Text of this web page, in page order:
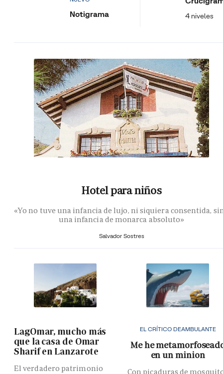
Notigrama 4 niveles
Hotel para niños
«Yo no tuve una infancia de lujo, ni siquiera consentida,
una infancia de monarca absoluto»
Salvador Sostres
LagOmar, mucho más
que la casa de Omar
Sharif en Lanzarote
El verdadero patrimonio
EL CRÍTICO DEAMBULANTE
Me he
en un minion
Con picaduras de